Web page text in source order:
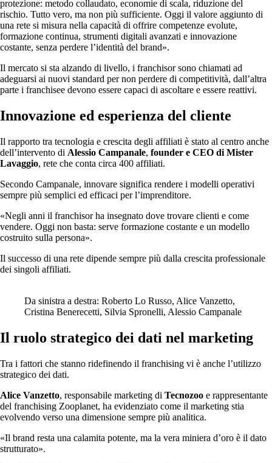
protezione: metodo collaudato, economie di scala, riduzione del
rischio. Tutto vero, ma non più sufficiente. Oggi il valore aggiunto di
una rete si misura nella capacità di offrire competenze evolute,
formazione continua, strumenti digitali avanzati e innovazione
costante, senza perdere l’identità del brand».
Il mercato si sta alzando di livello, i franchisor sono chiamati ad
adeguarsi ai nuovi standard per non perdere di competitività, dall’altra
parte i franchisee devono essere capaci di ascoltare e essere reattivi.
Innovazione ed esperienza del cliente
Il rapporto tra tecnologia e crescita degli affiliati è stato al centro anche
dell’intervento di Alessio Campanale, founder e CEO di Mister
Lavaggio, rete che conta circa 400 affiliati.
Secondo Campanale, innovare significa rendere i modelli operativi
sempre più semplici ed efficaci per l’imprenditore.
«Negli anni il franchisor ha insegnato dove trovare clienti e come
vendere. Oggi non basta: serve formazione costante e un modello
costruito sulla persona».
Il successo di una rete dipende sempre più dalla crescita professionale
dei singoli affiliati.
Da sinistra a destra: Roberto Lo Russo, Alice Vanzetto,
Cristina Benerecetti, Silvia Spronelli, Alessio Campanale
Il ruolo strategico dei dati nel marketing
Tra i fattori che stanno ridefinendo il franchising vi è anche l’utilizzo
strategico dei dati.
Alice Vanzetto, responsabile marketing di Tecnozoo e rappresentante
del franchising Zooplanet, ha evidenziato come il marketing stia
evolvendo verso una dimensione sempre più analitica.
«Il brand resta una calamita potente, ma la vera miniera d’oro è il dato
strutturato».